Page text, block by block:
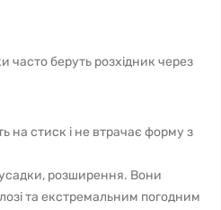
часто беруть розхідник через
на стиск і не втрачає форму з
розширення. Вони
та екстремальним погодним